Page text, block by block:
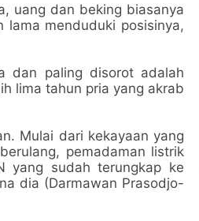
uang dan beking biasanya
menduduki posisinya,
dan paling disorot adalah
lima tahun pria yang akrab
Mulai dari kekayaan yang
pemadaman listrik
yang sudah terungkap ke
dia (Darmawan Prasodjo-